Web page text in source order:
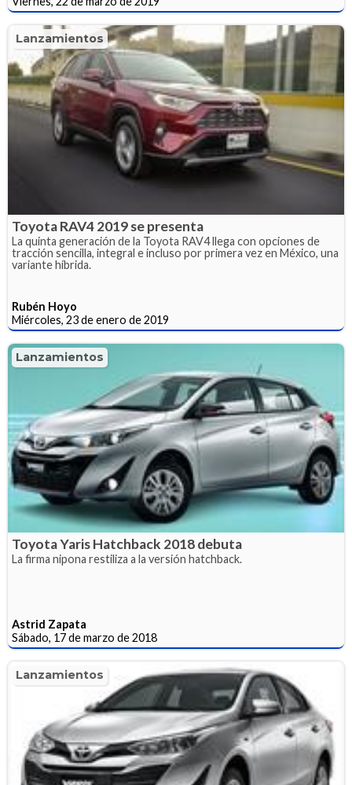
Lanzamientos
Toyota RAV4 2019 se presenta
La quinta generación de la Toyota RAV4 llega con opciones de
tracción sencilla, integral e incluso por primera vez en México, una
variante híbrida.
Rubén Hoyo
Miércoles, 23 de enero de 2019
Lanzamientos
Toyota Yaris Hatchback 2018 debuta
La firma nipona restiliza a la versión hatchback.
Astrid Zapata
Sábado, 17 de marzo de 2018
Lanzamientos